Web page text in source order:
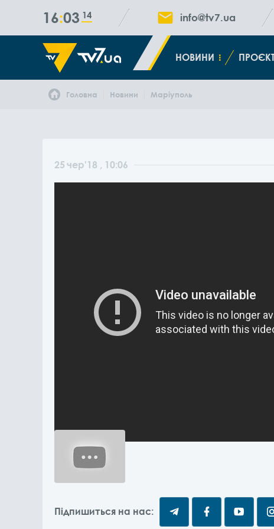
16 03 14 info@tv7.ua
НОВИНИ
Головна Новини Маріуполь
25 чер'18 , 10:06
Підпишиться на нас: